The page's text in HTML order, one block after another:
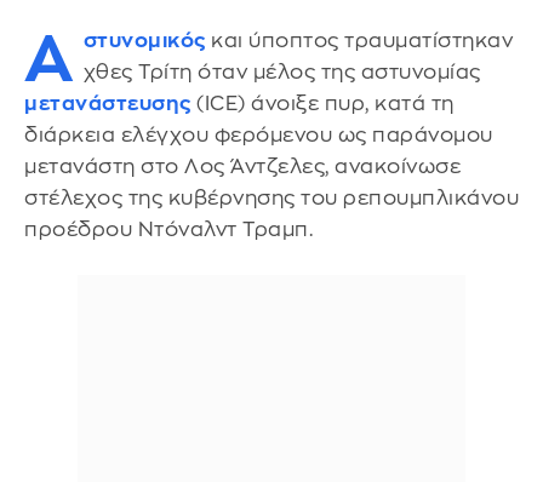
Α στυνομικός και ύποπτος τραυματίστηκαν
χθες Τρίτη όταν μέλος της αστυνομίας
μετανάστευσης (ICE) άνοιξε πυρ, κατά τη
διάρκεια ελέγχου φερόμενου ως παράνομου
μετανάστη στο Λος Άντζελες, ανακοίνωσε
στέλεχος της κυβέρνησης του ρεπουμπλικάνου
προέδρου Ντόναλντ Τραμπ.